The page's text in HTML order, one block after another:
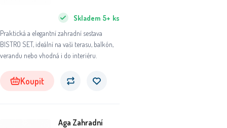
Praktická a elegantní zahradní sestava
BISTRO SET, ideální na vaši terasu, balkón,
verandu nebo vhodná i do interiéru.
Skladem 5+ ks
Koupit
Aga Zahradní